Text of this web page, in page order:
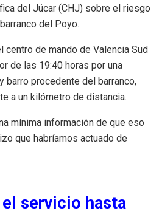
del Júcar (CHJ) sobre el riesgo
del Poyo.
centro de mando de Valencia Sud
de las 19:40 horas por una
barro procedente del barranco,
a un kilómetro de distancia.
mínima información de que eso
que habríamos actuado de
el servicio hasta